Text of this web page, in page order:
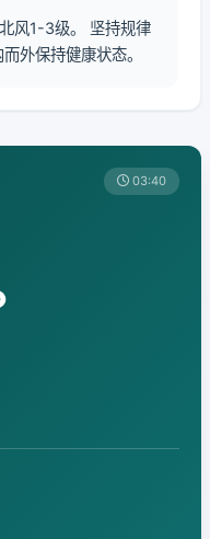
风1-3级。 坚持规律
外保持健康状态。
03:40